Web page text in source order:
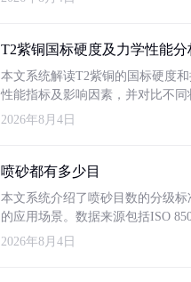
T2紫铜国标硬度及力学性能分
本文系统解读T2紫铜的国标硬度
性能指标及影响因素，并对比不
2026年8月4日
喷砂都有多少目
本文系统介绍了喷砂目数的分级
的应用场景。数据来源包括ISO
2026年8月4日